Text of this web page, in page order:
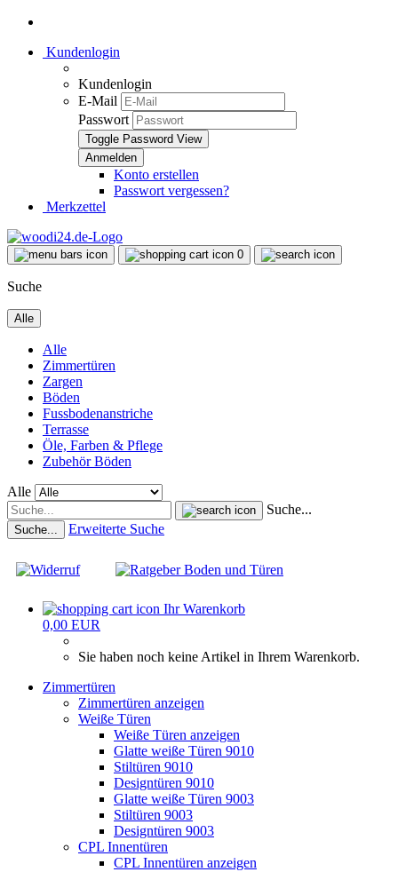
Kundenlogin
Kundenlogin
E-Mail
Passwort
Toggle Password View
Konto erstellen
Passwort vergessen?
Merkzettel
0
Suche
Alle
Alle
Zimmertüren
Zargen
Böden
Fussbodenanstriche
Terrasse
Öle, Farben & Pflege
Zubehör Böden
Alle
Suche...
Suche... Erweiterte Suche
Ihr Warenkorb
0,00 EUR
Sie haben noch keine Artikel in Ihrem Warenkorb.
Zimmertüren
Zimmertüren anzeigen
Weiße Türen
Weiße Türen anzeigen
Glatte weiße Türen 9010
Stiltüren 9010
Designtüren 9010
Glatte weiße Türen 9003
Stiltüren 9003
Designtüren 9003
CPL Innentüren
CPL Innentüren anzeigen